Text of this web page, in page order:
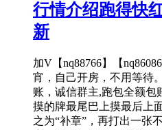
行情介绍跑得快
新
加V【nq88766】【
宵，自己开房，不用等待
账，诚信群主,跑包全额包
摸的牌最尾巴上摸最后上
之为“补章”，再打出一张